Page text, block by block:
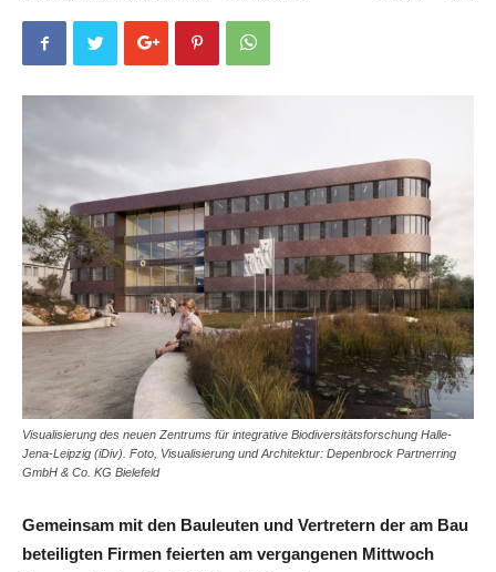
Visualisierung des neuen Zentrums für integrative Biodiversitätsforschung Halle-
Jena-Leipzig (iDiv). Foto, Visualisierung und Architektur: Depenbrock Partnerring
GmbH & Co. KG Bielefeld
Gemeinsam mit den Bauleuten und Vertretern der am Bau
beteiligten Firmen feierten am vergangenen Mittwoch